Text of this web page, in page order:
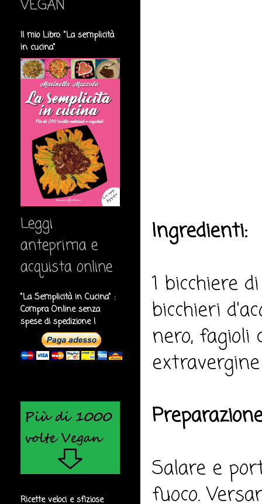
Ingredienti:
1 bicchiere
bicchieri
nero, fagioli
Salare e
fuoco.
VEGAN
Il mio Libro: "La semplicità
in cucina"
Leggi
anteprima e
acquista online
"La Semplicità in Cucina" :
Compra Online senza
spese di spedizione !
Ricette veloci e sfiziose